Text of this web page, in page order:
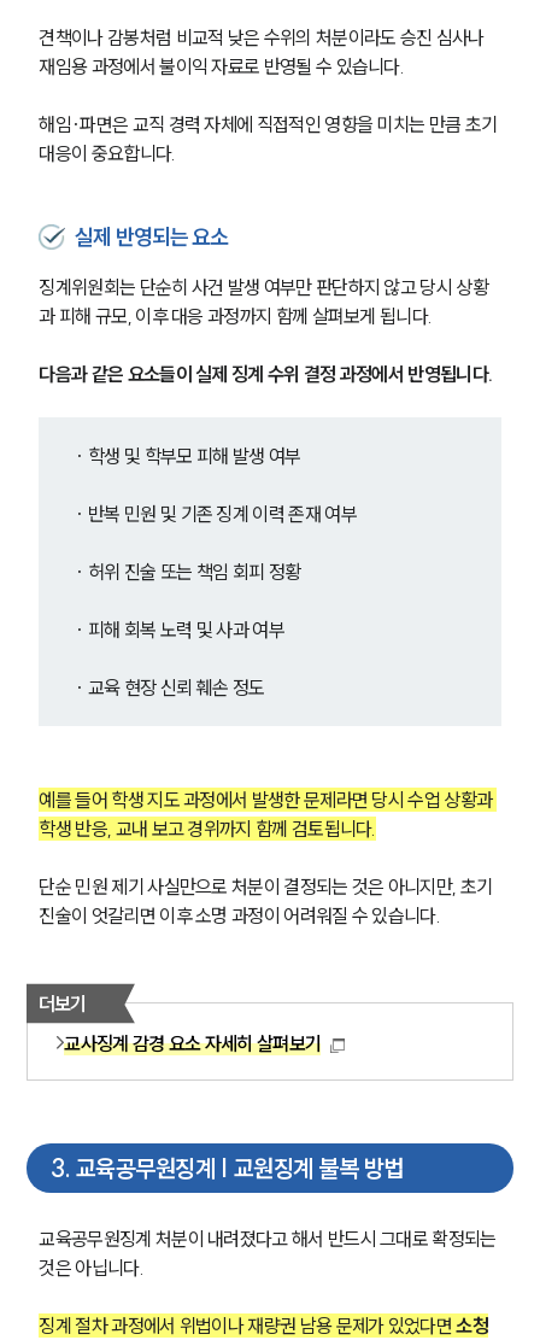
견책이나 감봉처럼 비교적 낮은 수위의 처분이라도 승진 심사나
재임용 과정에서 불이익 자료로 반영될 수 있습니다.
해임·파면은 교직 경력 자체에 직접적인 영향을 미치는 만큼 초기
대응이 중요합니다.
실제 반영되는 요소
징계위원회는 단순히 사건 발생 여부만 판단하지 않고 당시 상황
과 피해 규모, 이후 대응 과정까지 함께 살펴보게 됩니다.
다음과 같은 요소들이 실제 징계 수위 결정 과정에서 반영됩니다.
· 학생 및 학부모 피해 발생 여부
· 반복 민원 및 기존 징계 이력 존재 여부
· 허위 진술 또는 책임 회피 정황
· 피해 회복 노력 및 사과 여부
· 교육 현장 신뢰 훼손 정도
예를 들어 학생 지도 과정에서 발생한 문제라면 당시 수업 상황과
학생 반응, 교내 보고 경위까지 함께 검토됩니다.
단순 민원 제기 사실만으로 처분이 결정되는 것은 아니지만, 초기
진술이 엇갈리면 이후 소명 과정이 어려워질 수 있습니다.
더보기
교사징계 감경 요소 자세히 살펴보기
3. 교육공무원징계 | 교원징계 불복 방법
교육공무원징계 처분이 내려졌다고 해서 반드시 그대로 확정되는
것은 아닙니다.
징계 절차 과정에서 위법이나 재량권 남용 문제가 있었다면 소청